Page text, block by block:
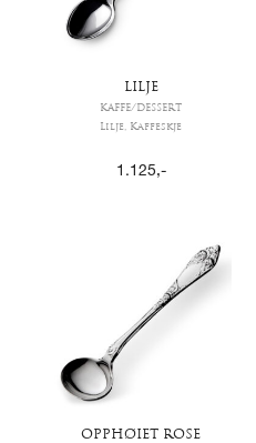
LILJE
KAFFE/DESSERT
Lilje, Kaffeskje
1.125,-
OPPHØIET ROSE